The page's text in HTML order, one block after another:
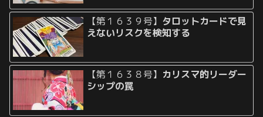
【第１６３９号】 タロットカードで見
えないリスクを検知する
【第１６３８号】 カリスマ的リーダー
シップの罠